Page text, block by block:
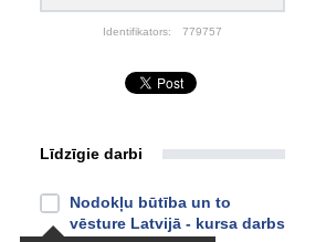
Identifikators: 779757
Līdzīgie darbi
Nodokļu būtība un to
vēsture Latvijā - kursa darbs